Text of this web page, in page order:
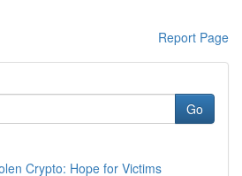
Report Page
Go
Crypto: Hope for Victims